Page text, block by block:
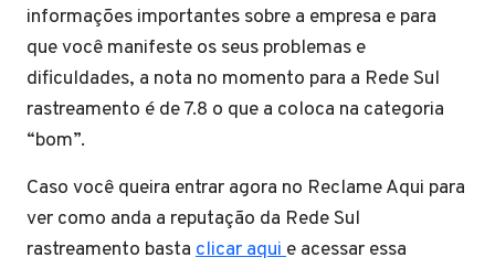
informações importantes sobre a empresa e para
que você manifeste os seus problemas e
dificuldades, a nota no momento para a Rede Sul
rastreamento é de 7.8 o que a coloca na categoria
“bom”.
Caso você queira entrar agora no Reclame Aqui para
ver como anda a reputação da Rede Sul
rastreamento basta clicar aquie acessar essa